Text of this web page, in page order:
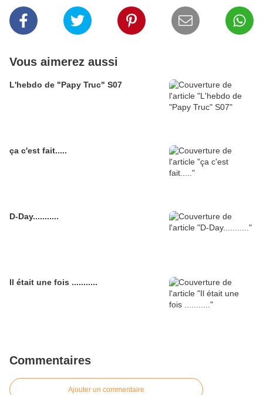
Vous aimerez aussi
L'hebdo de "Papy Truc" S07
ça c'est fait.....
D-Day...........
Il était une fois ...........
Commentaires
Ajouter un commentaire